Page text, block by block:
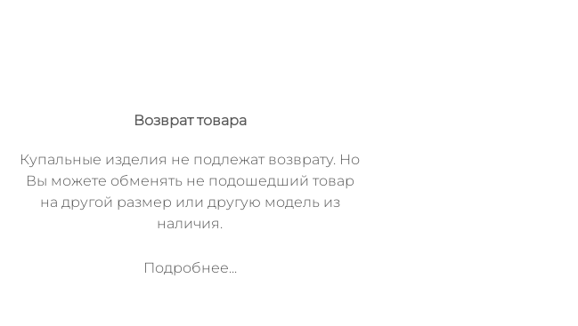
Возврат товара
Купальные изделия не подлежат возврату. Но
Вы можете обменять не подошедший товар
на другой размер или другую модель из
наличия.
Подробнее...